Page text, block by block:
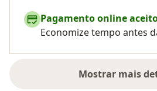
Pagamento online
Economize tempo antes
Mostrar maissobre